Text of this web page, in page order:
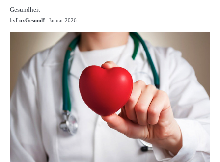
Gesundheit
byLuxGesund8. Januar 2026